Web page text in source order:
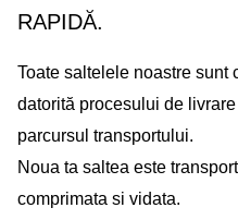
RAPIDĂ.
Toate saltelele noastre sunt
datorită procesului de
parcursul transportului.
Noua ta saltea este
comprimata si vidata.